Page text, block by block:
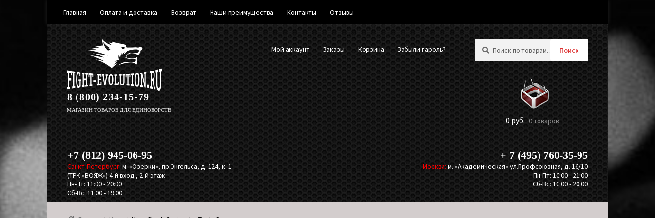
Перейти
к
навигации
Перейти
к
содержимому
Мой аккаунт Заказы Корзина Забыли пароль? Поиск
0руб. 0 товаров
8 (800) 234-15-79
МАГАЗИН ТОВАРОВ ДЛЯ ЕДИНОБОРСТВ
+7 (812) 945-06-95
Санкт-Петербург: м. «Озерки», пр.Энгельса, д. 124, к. 1
(ТРК «ВОЯЖ») 4-й вход , 2-й этаж
Пн-Пт: 11:00 - 20:00
Сб-Вс: 11:00 - 19:00
+ 7 (495) 760-35-95
Москва:м. «Академическая» ул.Профсоюзная, д. 16/10
Пн-Пт: 10:00 - 21:00
Сб-Вс: 10:00 - 20:00
Главная Оплата и доставка Возврат Наши преимущества Контакты Отзывы